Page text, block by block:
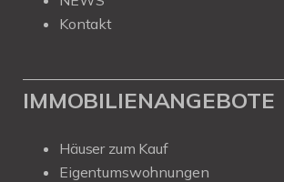
Kontakt
IMMOBILIENANGEBOTE
Häuser zum Kauf
Eigentumswohnungen